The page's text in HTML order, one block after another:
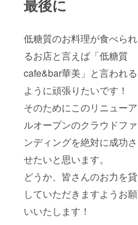
最後に
低糖質のお料理が食べられ
るお店と言えば「低糖質
cafe&bar華美」と言われる
ように頑張りたいです！
そのためにこのリニューア
ルオープンのクラウドファ
ンディングを絶対に成功さ
せたいと思います。
どうか、皆さんのお力を貸
していただきますようお願
いいたします！